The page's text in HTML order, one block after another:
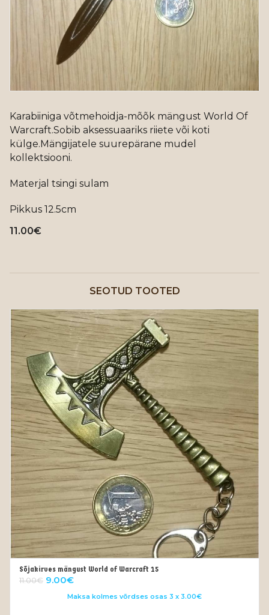
Karabiiniga võtmehoidja-mõõk mängust World Of
Warcraft.Sobib aksessuaariks riiete või koti
külge.Mängijatele suurepärane mudel
kollektsiooni.
Materjal tsingi sulam
Pikkus 12.5cm
11.00€
SEOTUD TOOTED
OUT OF STOCK
Sõjakirves mängust World of Warcraft 15
11.00€ Algne
9.00€Current
price
Maksa kolmes võrdses osas 3 x 3.00€